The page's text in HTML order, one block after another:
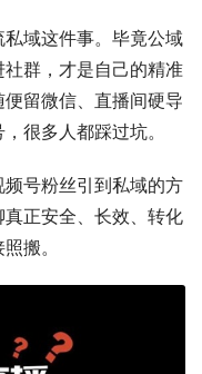
域这件事。毕竟公域
群，才是自己的精准
留微信、直播间硬导
很多人都踩过坑。
号粉丝引到私域的方
正安全、长效、转化
搬。